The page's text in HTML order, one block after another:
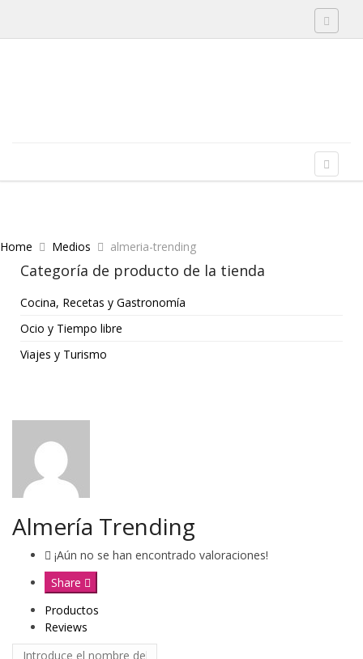
Home Medios almeria-trending
Categoría de producto de la tienda
Cocina, Recetas y Gastronomía
Ocio y Tiempo libre
Viajes y Turismo
Almería Trending
¡Aún no se han encontrado valoraciones!
Share
Productos
Reviews